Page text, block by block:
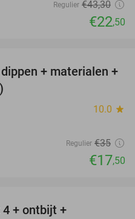
Regulier €43,30
€22,50
50%
+ materialen +
10.0 star
Regulier €35
€17,50
+ ontbijt +